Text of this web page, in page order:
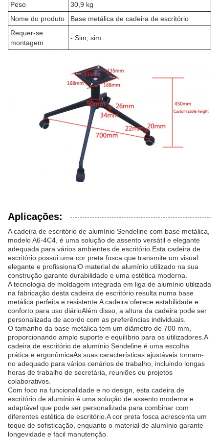
Peso
30,9 kg
Nome do produto
Base metálica de cadeira de escritório
Requer-se
montagem
- Sim, sim.
Aplicações:
A cadeira de escritório de alumínio Sendeline com base metálica,
modelo A6-4C4, é uma solução de assento versátil e elegante
adequada para vários ambientes de escritório.Esta cadeira de
escritório possui uma cor preta fosca que transmite um visual
elegante e profissionalO material de alumínio utilizado na sua
construção garante durabilidade e uma estética moderna.
A tecnologia de moldagem integrada em liga de alumínio utilizada
na fabricação desta cadeira de escritório resulta numa base
metálica perfeita e resistente.A cadeira oferece estabilidade e
conforto para uso diárioAlém disso, a altura da cadeira pode ser
personalizada de acordo com as preferências individuais.
O tamanho da base metálica tem um diâmetro de 700 mm,
proporcionando amplo suporte e equilíbrio para os utilizadores.A
cadeira de escritório de alumínio Sendeline é uma escolha
prática e ergonômicaAs suas características ajustáveis tornam-
no adequado para vários cenários de trabalho, incluindo longas
horas de trabalho de secretária, reuniões ou projetos
colaborativos.
Com foco na funcionalidade e no design, esta cadeira de
escritório de alumínio é uma solução de assento moderna e
adaptável que pode ser personalizada para combinar com
diferentes estética de escritório.A cor preta fosca acrescenta um
toque de sofisticação, enquanto o material de alumínio garante
longevidade e fácil manutenção.